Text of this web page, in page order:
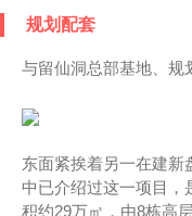
规划配套
与留仙洞总部基地、规
东面紧挨着另一在建新
中已介绍过这一项目，
积约29万㎡，由8栋高